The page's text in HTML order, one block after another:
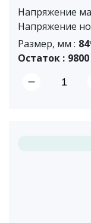
Напряжение
Напряжение
Размер, мм :
Остаток : 9800